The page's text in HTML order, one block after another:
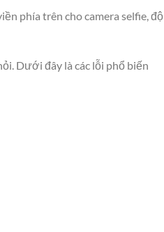
phía trên cho camera selfie, độ
Dưới đây là các lỗi phổ biến